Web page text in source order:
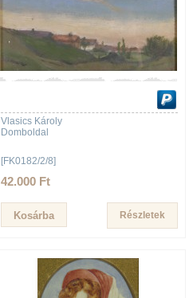
Vlasics Károly
Domboldal
[FK0182/2/8]
42.000 Ft
Részletek